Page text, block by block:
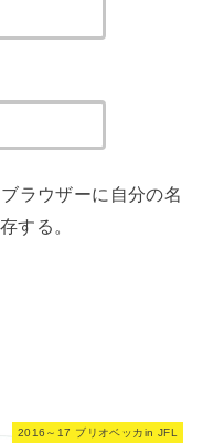
ラウザーに自分の名
する。
2016～17 ブリオベッカin JFL